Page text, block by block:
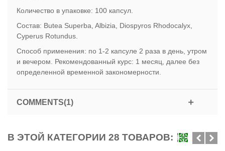
Количество в упаковке: 100 капсул.
Состав: Butea Superba, Albizia, Diospyros Rhodocalyx,
Cyperus Rotundus.
Способ применения: по 1-2 капсуле 2 раза в день, утром
и вечером. Рекомендованный курс: 1 месяц, далее без
определенной временной закономерности.
COMMENTS(1)
В ЭТОЙ КАТЕГОРИИ 28 ТОВАРОВ: